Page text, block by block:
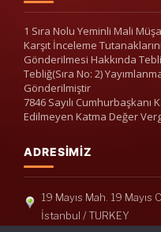
1 Sıra Nolu Yeminli Mali
Karşıt İnceleme
Gönderilmesi Hakkında
Tebliğ(Sıra No: 2)
Gönderilmiştir
7846 Sayılı Cumhurbaşkanı
Edilmeyen Katma Değer
ADRESIMIZ
19 Mayıs Mah. 19 Mayıs
İstanbul / TURKEY